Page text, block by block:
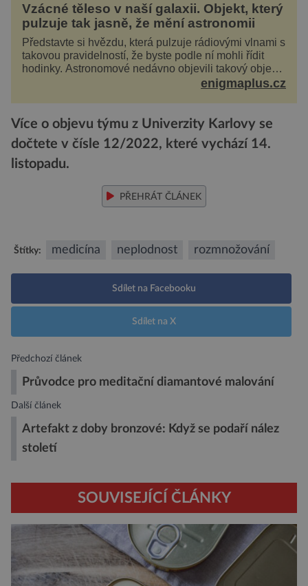
Vzácné těleso v naší galaxii. Objekt, který
pulzuje tak jasně, že mění astronomii
Představte si hvězdu, která pulzuje rádiovými vlnami s
takovou pravidelností, že byste podle ní mohli řídit
hodinky. Astronomové nedávno objevili takový objekt
v naší vlastní galaxii, ale jeho chování...enigmaplus.cz
Více o objevu týmu z Univerzity Karlovy se
dočtete v čísle 12/2022, které vychází 14.
listopadu.
PŘEHRÁT ČLÁNEK
Štítky: medicína neplodnost rozmnožování
Sdílet na Facebooku
Sdílet na X
Předchozí článek
Průvodce pro meditační diamantové malování
Další článek
Artefakt z doby bronzové: Když se podaří nález
století
SOUVISEJÍCÍ ČLÁNKY